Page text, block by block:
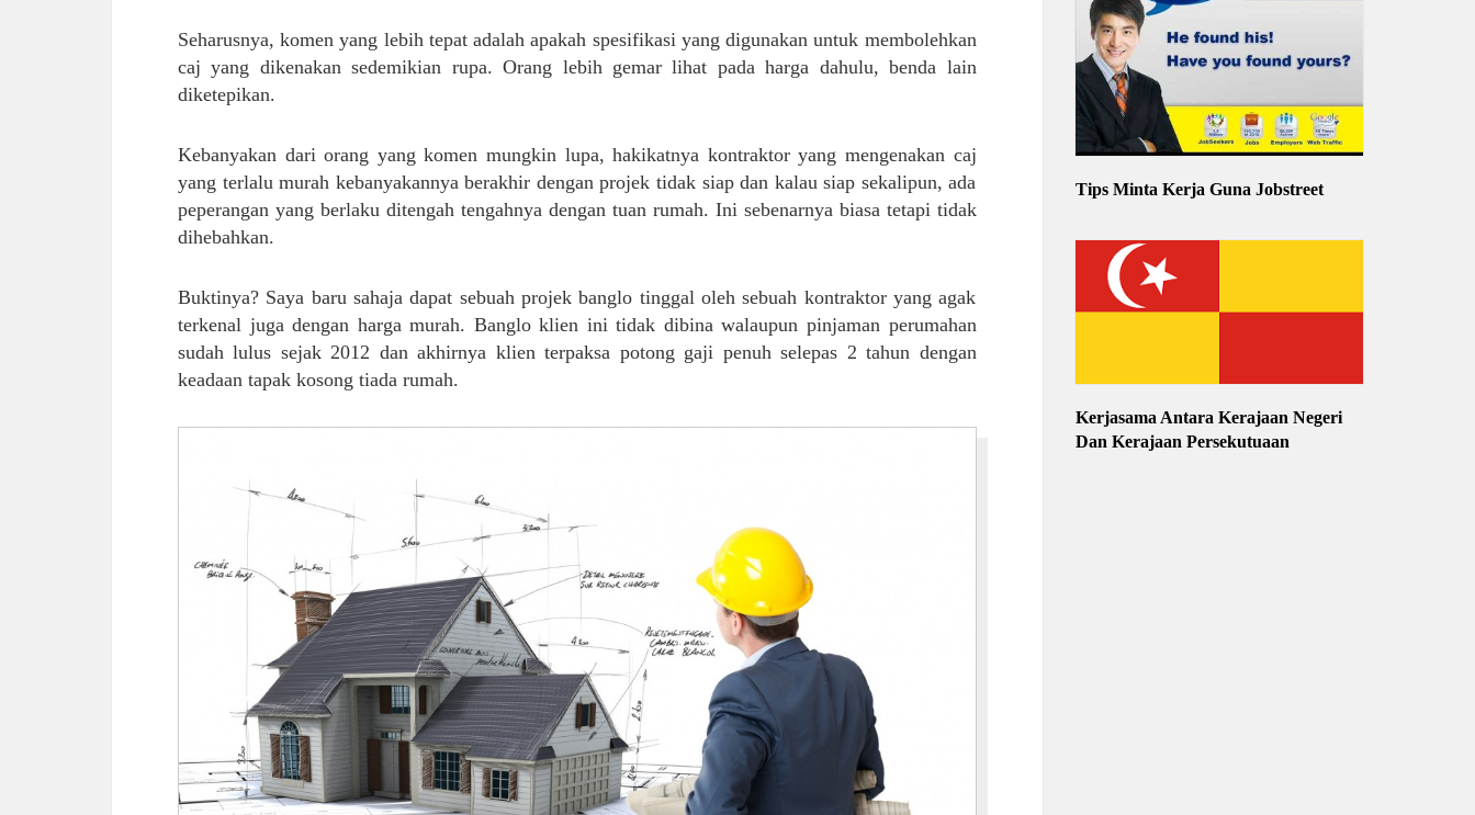
Seharusnya, komen yang lebih tepat adalah apakah spesifikasi yang digunakan untuk membolehkan
caj yang dikenakan sedemikian rupa. Orang lebih gemar lihat pada harga dahulu, benda lain
diketepikan.
Kebanyakan dari orang yang komen mungkin lupa, hakikatnya kontraktor yang mengenakan caj
yang terlalu murah kebanyakannya berakhir dengan projek tidak siap dan kalau siap sekalipun, ada
peperangan yang berlaku ditengah tengahnya dengan tuan rumah. Ini sebenarnya biasa tetapi tidak
dihebahkan.
Buktinya? Saya baru sahaja dapat sebuah projek banglo tinggal oleh sebuah kontraktor yang agak
terkenal juga dengan harga murah. Banglo klien ini tidak dibina walaupun pinjaman perumahan
sudah lulus sejak 2012 dan akhirnya klien terpaksa potong gaji penuh selepas 2 tahun dengan
keadaan tapak kosong tiada rumah.
Tips Minta Kerja Guna Jobstreet
Kerjasama Antara Kerajaan Negeri
Dan Kerajaan Persekutuaan